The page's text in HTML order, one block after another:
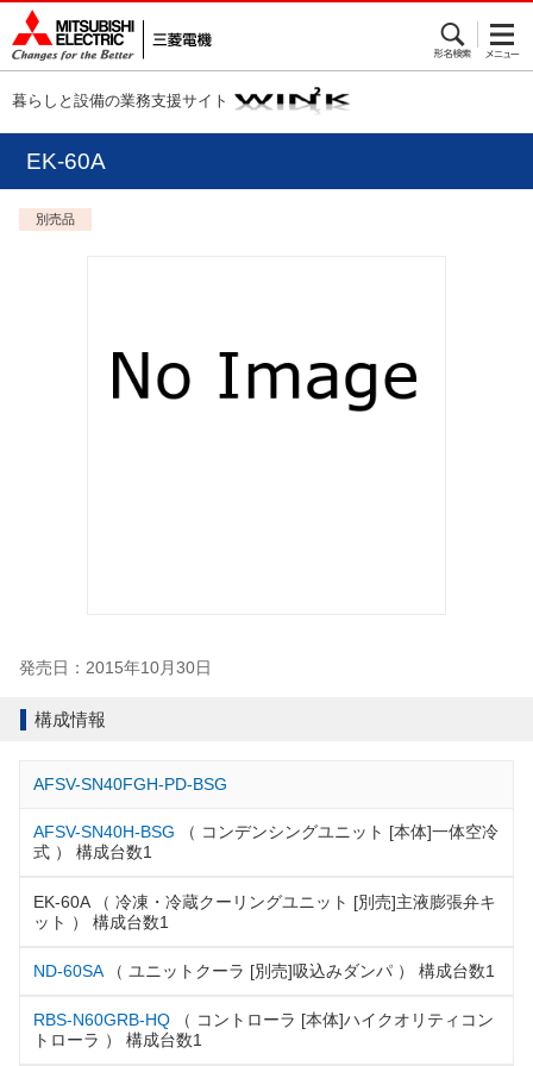
暮らしと設備の業務支援サイト
EK-60A
別売品
発売日：2015年10月30日
構成情報
AFSV-SN40FGH-PD-BSG
AFSV-SN40H-BSG
（ コンデンシングユニット [本体]一体空冷
式 ） 構成台数1
EK-60A （ 冷凍・冷蔵クーリングユニット [別売]主液膨張弁キ
ット ） 構成台数1
ND-60SA （ ユニットクーラ [別売]吸込みダンパ ） 構成台数1
RBS-N60GRB-HQ
（ コントローラ [本体]ハイクオリティコン
トローラ ） 構成台数1